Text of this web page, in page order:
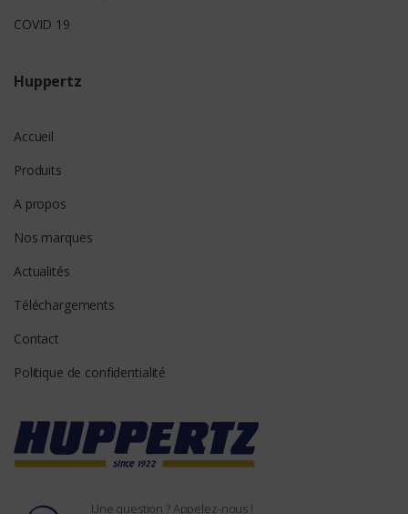
COVID 19
Huppertz
Accueil
Produits
A propos
Nos marques
Actualités
Téléchargements
Contact
Politique de confidentialité
Une question ? Appelez-nous !